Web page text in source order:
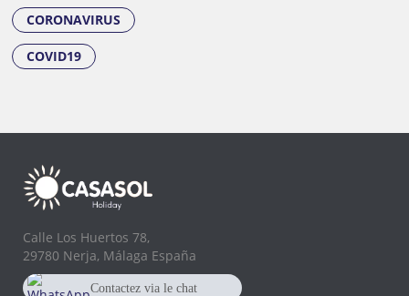
CORONAVIRUS
COVID19
Calle Los Huertos 78,
29780 Nerja, Málaga España
Contactez via le chat